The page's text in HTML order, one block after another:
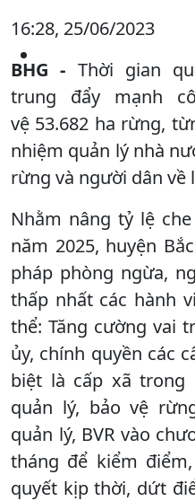
16:28, 25/06/2023
BHG - Thời gian
trung đẩy mạnh
vệ 53.682 ha rừng,
nhiệm quản lý nhà
rừng và người dân về
Nhằm nâng tỷ lệ
năm 2025, huyện
pháp phòng ngừa,
thấp nhất các hành
thể: Tăng cường vai
ủy, chính quyền các
biệt là cấp xã trong
quản lý, bảo vệ
quản lý, BVR vào
tháng để kiểm
quyết kịp thời, dứt